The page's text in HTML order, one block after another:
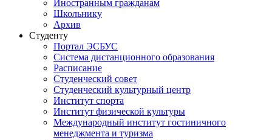
Иностранным гражданам
Школьнику
Архив
Студенту
Портал ЭСБУС
Система дистанционного образования
Расписание
Студенческий совет
Студенческий культурный центр
Институт спорта
Институт физической культуры
Международный институт гостиничного
менеджмента и туризма